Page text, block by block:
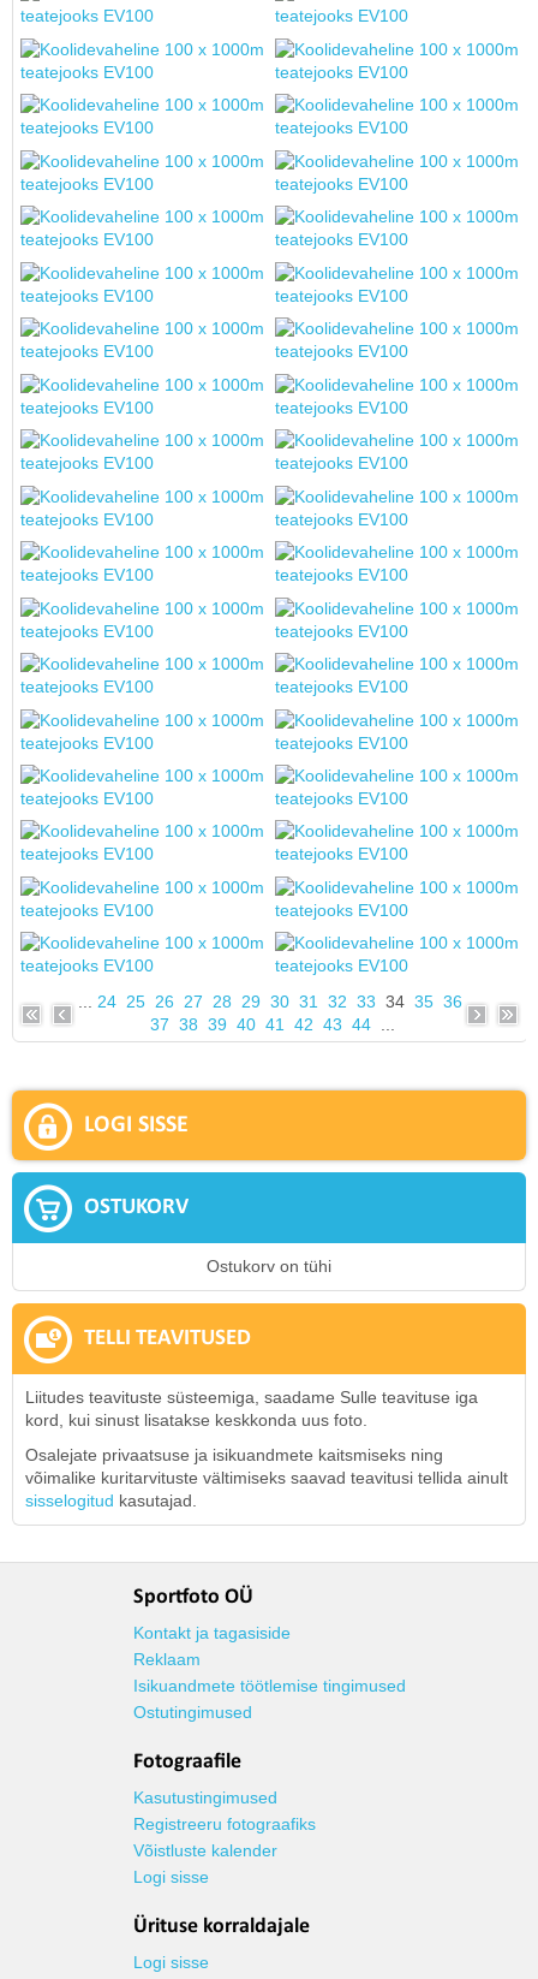
24 25 26 27 28 29 30 31 32 33 34 35 36
37 38 39 40 41 42 43 44...
LOGI SISSE
OSTUKORV
Ostukorv on tühi
TELLI TEAVITUSED
Liitudes teavituste süsteemiga, saadame Sulle teavituse iga
kord, kui sinust lisatakse keskkonda uus foto.
Osalejate privaatsuse ja isikuandmete kaitsmiseks ning
võimalike kuritarvituste vältimiseks saavad teavitusi tellida ainult
sisselogitud kasutajad.
Sportfoto OÜ
Kontakt ja tagasiside
Reklaam
Isikuandmete töötlemise tingimused
Ostutingimused
Fotograafile
Kasutustingimused
Registreeru fotograafiks
Võistluste kalender
Logi sisse
Ürituse korraldajale
Logi sisse